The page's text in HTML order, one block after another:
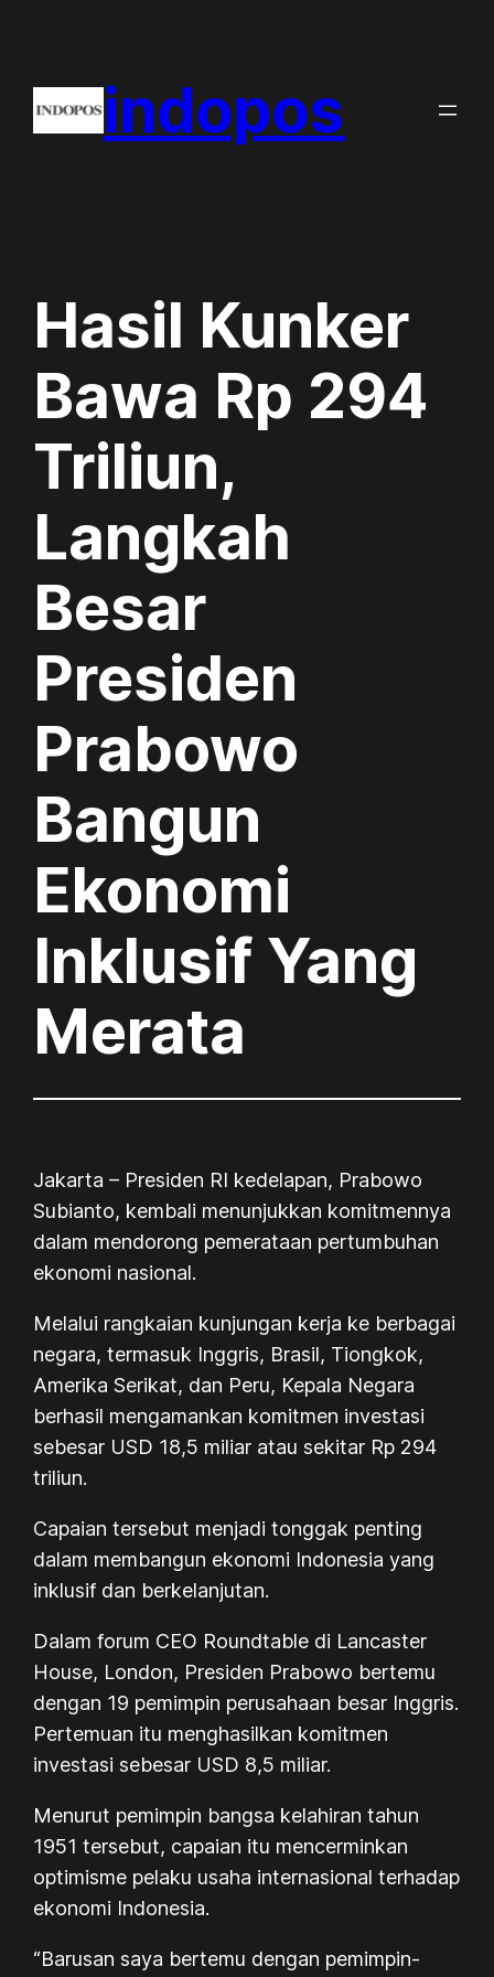
content
indopos
Hasil Kunker
Bawa Rp 294
Triliun,
Langkah
Besar
Presiden
Prabowo
Bangun
Ekonomi
Inklusif Yang
Merata
Jakarta – Presiden RI kedelapan, Prabowo
Subianto, kembali menunjukkan komitmennya
dalam mendorong pemerataan pertumbuhan
ekonomi nasional.
Melalui rangkaian kunjungan kerja ke berbagai
negara, termasuk Inggris, Brasil, Tiongkok,
Amerika Serikat, dan Peru, Kepala Negara
berhasil mengamankan komitmen investasi
sebesar USD 18,5 miliar atau sekitar Rp 294
triliun.
Capaian tersebut menjadi tonggak penting
dalam membangun ekonomi Indonesia yang
inklusif dan berkelanjutan.
Dalam forum CEO Roundtable di Lancaster
House, London, Presiden Prabowo bertemu
dengan 19 pemimpin perusahaan besar Inggris.
Pertemuan itu menghasilkan komitmen
investasi sebesar USD 8,5 miliar.
Menurut pemimpin bangsa kelahiran tahun
1951 tersebut, capaian itu mencerminkan
optimisme pelaku usaha internasional terhadap
ekonomi Indonesia.
“Barusan saya bertemu dengan pemimpin-